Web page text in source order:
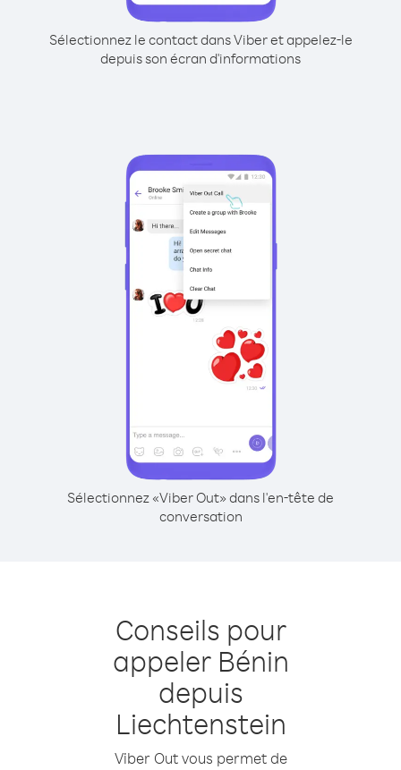
Sélectionnez le contact dans Viber et appelez-le
depuis son écran d'informations
Sélectionnez «Viber Out» dans l'en-tête de
conversation
Conseils pour
appeler Bénin
depuis
Liechtenstein
Viber Out vous permet de